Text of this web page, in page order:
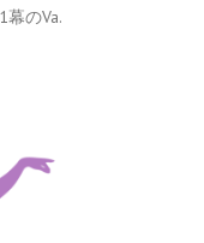
のVa.